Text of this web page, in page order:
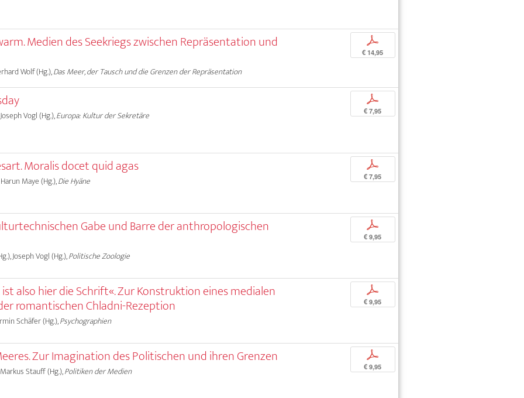
Medien des Seekriegs zwischen Repräsentation und
Wolf (Hg.),Das Meer, der Tausch und die Grenzen der Repräsentation
p
€ 14,95
Vogl (Hg.),Europa: Kultur der Sekretäre
p
€ 7,95
Moralis docet quid agas
Maye (Hg.),Die Hyäne
p
€ 7,95
Gabe und Barre der anthropologischen
Joseph Vogl (Hg.),Politische Zoologie
p
€ 9,95
also hier die Schrift«. Zur Konstruktion eines medialen
romantischen Chladni-Rezeption
Schäfer (Hg.),Psychographien
p
€ 9,95
Zur Imagination des Politischen und ihren Grenzen
Stauff (Hg.),Politiken der Medien
p
€ 9,95